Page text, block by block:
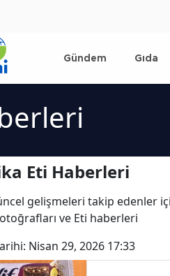
Gündem Gıda
Eti Haberleri
gelişmeleri takip edenler
ve Eti haberleri
Nisan 29, 2026 17:33